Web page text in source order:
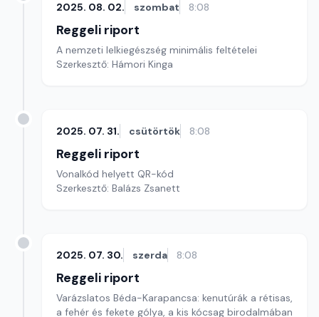
2025. 08. 02. szombat 8:08
Reggeli riport
A nemzeti lelkiegészség minimális feltételei
Szerkesztő: Hámori Kinga
2025. 07. 31. csütörtök 8:08
Reggeli riport
Vonalkód helyett QR-kód
Szerkesztő: Balázs Zsanett
2025. 07. 30. szerda 8:08
Reggeli riport
Varázslatos Béda-Karapancsa: kenutúrák a rétisas,
a fehér és fekete gólya, a kis kócsag birodalmában